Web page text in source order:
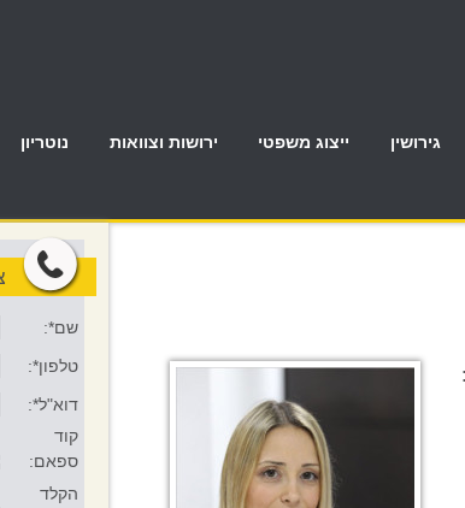
גירושין ייצוג משפטי ירושות וצוואות נוטריון
שם*:
טלפון*:
דוא"ל*:
קוד
ספאם:
הקלד